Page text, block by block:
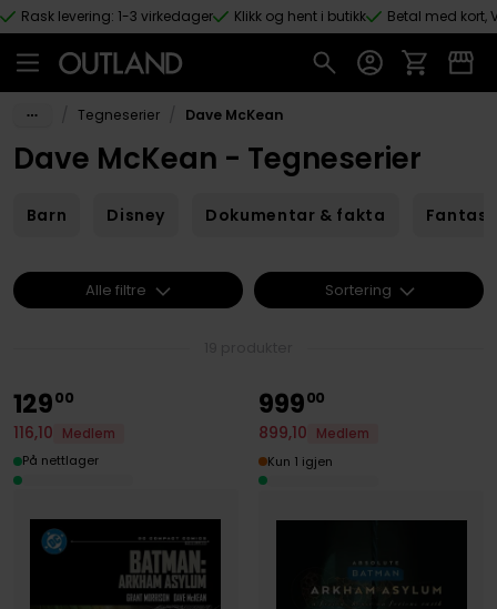
Hopp til hovedinnhold
Rask levering: 1-3 virkedager Klikk og hent i butikk Betal med kort,
Tegneserier Dave McKean
Dave McKean - Tegneserier
Barn Disney Dokumentar & fakta Fantasy
12900
116,10
Medlem
På nettlager
99900
899,10
Medlem
Kun 1 igjen
Alle filtre Sortering